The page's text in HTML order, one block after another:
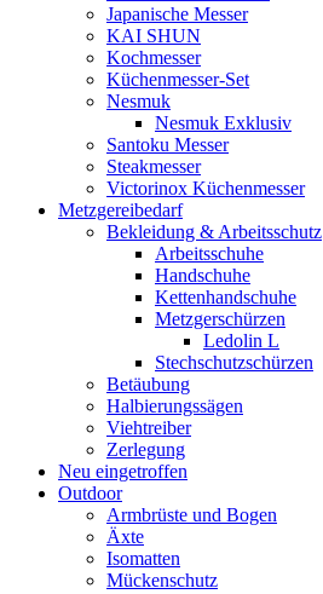
Japanische Messer
KAI SHUN
Kochmesser
Küchenmesser-Set
Nesmuk
Nesmuk Exklusiv
Santoku Messer
Steakmesser
Victorinox Küchenmesser
Metzgereibedarf
Bekleidung & Arbeitsschutz
Arbeitsschuhe
Handschuhe
Kettenhandschuhe
Metzgerschürzen
Ledolin L
Stechschutzschürzen
Betäubung
Halbierungssägen
Viehtreiber
Zerlegung
Neu eingetroffen
Outdoor
Armbrüste und Bogen
Äxte
Isomatten
Mückenschutz